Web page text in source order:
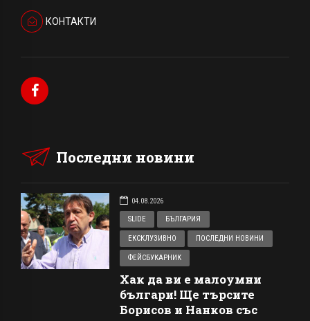
КОНТАКТИ
Последни новини
04.08.2026
SLIDE
БЪЛГАРИЯ
ЕКСКЛУЗИВНО ПОСЛЕДНИ НОВИНИ
ФЕЙСБУКАРНИК
Хак да ви е малоумни
българи! Ще търсите
Борисов и Нанков със